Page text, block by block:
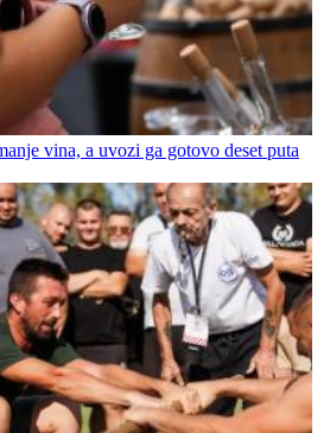
vina, a uvozi ga gotovo deset puta